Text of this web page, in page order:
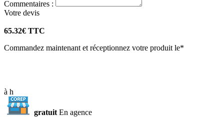
Commentaires :
Votre devis
65.32€ TTC
Commandez maintenant et réceptionnez votre produit le*
à h
gratuit En agence